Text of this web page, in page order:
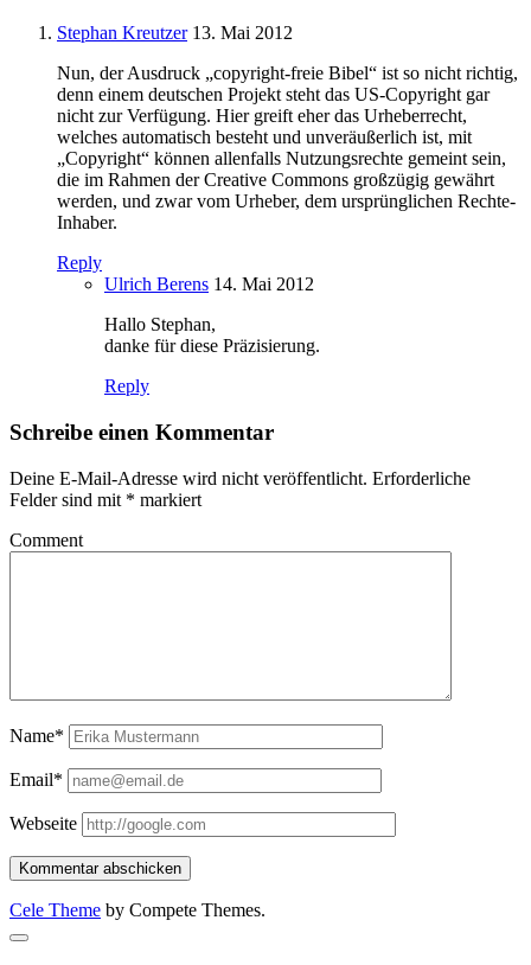
Stephan Kreutzer 13. Mai 2012
Nun, der Ausdruck „copyright-freie Bibel“ ist so nicht richtig,
denn einem deutschen Projekt steht das US-Copyright gar
nicht zur Verfügung. Hier greift eher das Urheberrecht,
welches automatisch besteht und unveräußerlich ist, mit
„Copyright“ können allenfalls Nutzungsrechte gemeint sein,
die im Rahmen der Creative Commons großzügig gewährt
werden, und zwar vom Urheber, dem ursprünglichen Rechte-
Inhaber.
Reply
Ulrich Berens 14. Mai 2012
Hallo Stephan,
danke für diese Präzisierung.
Reply
Schreibe einen Kommentar
Deine E-Mail-Adresse wird nicht veröffentlicht. Erforderliche
Felder sind mit * markiert
Comment
Name*
Email*
Webseite
Cele Theme by Compete Themes.
Scroll